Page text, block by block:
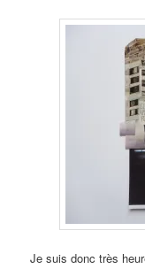
Je suis donc très